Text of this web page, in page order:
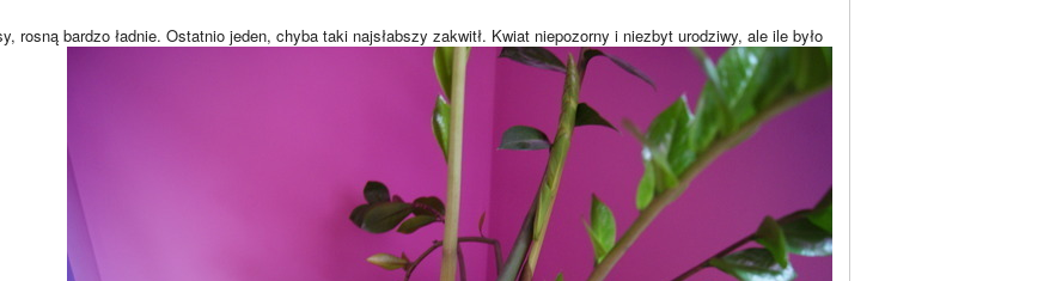
rosną bardzo ładnie. Ostatnio jeden, chyba taki najsłabszy zakwitł. Kwiat niepozorny i niezbyt urodziwy, ale ile było